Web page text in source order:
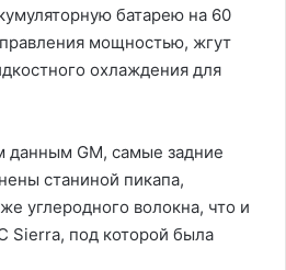
батарею на 60
мощностью, жгут
охлаждения для
данным GM, самые задние
станиной пикапа,
углеродного волокна, что и
Sierra, под которой была